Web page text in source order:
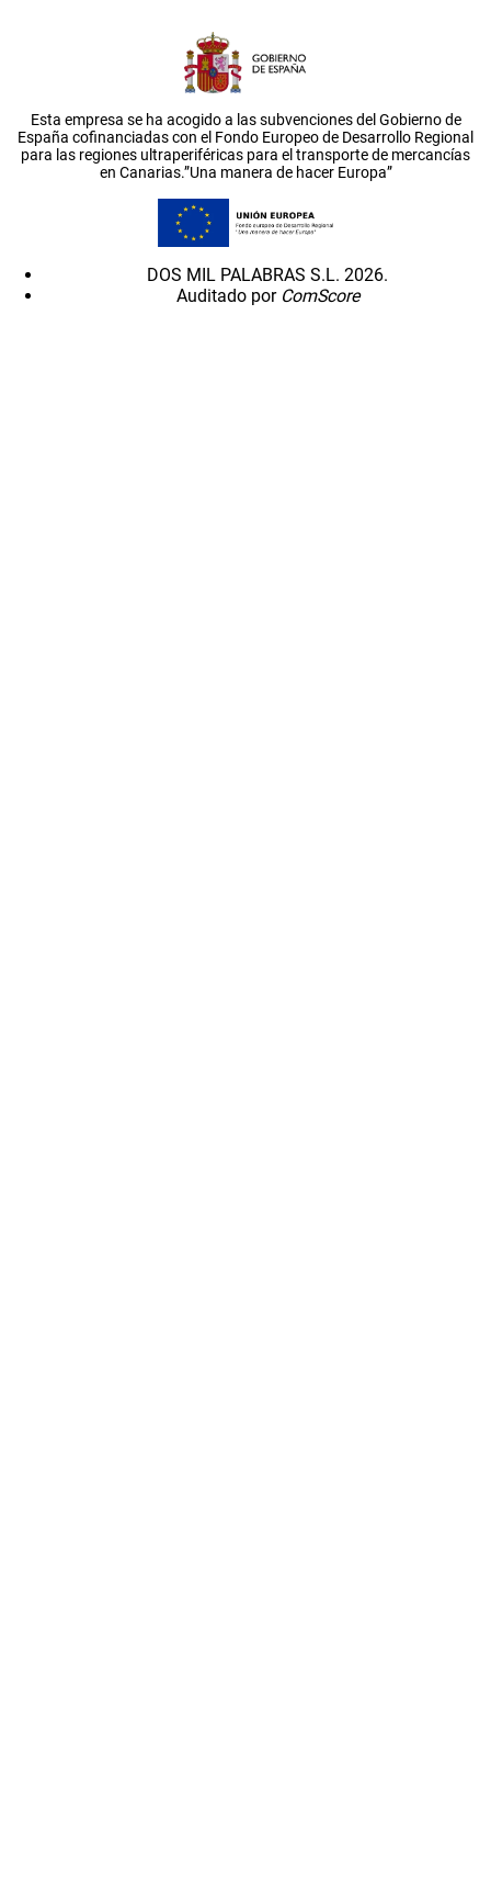
Esta empresa se ha acogido a las subvenciones del Gobierno de
España cofinanciadas con el Fondo Europeo de Desarrollo Regional
para las regiones ultraperiféricas para el transporte de mercancías
en Canarias.”Una manera de hacer Europa”
DOS MIL PALABRAS S.L. 2026.
Auditado por ComScore